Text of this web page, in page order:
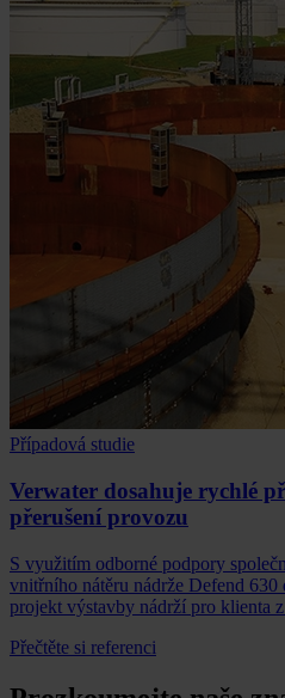
Případová studie
Verwater dosahuje rychlé
přerušení provozu
S využitím odborné podpory
vnitřního nátěru nádrže Defend
projekt výstavby nádrží pro klienta
Přečtěte si referenci